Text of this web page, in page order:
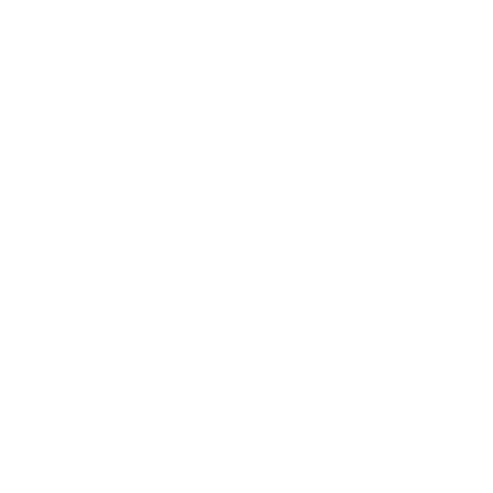
novedades del mercado de La Liga